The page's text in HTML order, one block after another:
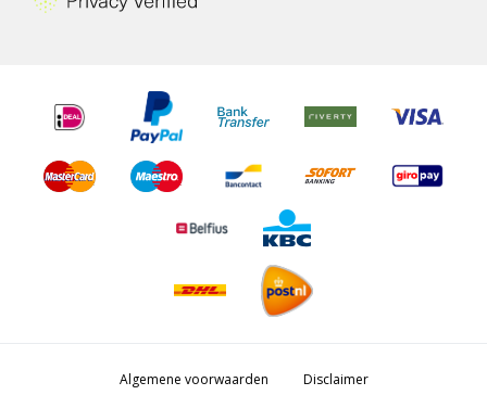
Algemene voorwaarden Disclaimer